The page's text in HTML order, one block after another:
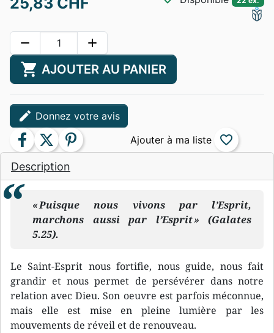
Description
« Puisque nous vivons par l’Esprit,
marchons aussi par l’Esprit » (Galates
5.25).
Le Saint-Esprit nous fortifie, nous guide, nous fait
grandir et nous permet de persévérer dans notre
relation avec Dieu. Son oeuvre est parfois méconnue,
mais elle est mise en pleine lumière par les
mouvements de réveil et de renouveau.
remove add
shopping_cart AJOUTER AU PANIER
edit Donnez votre avis
facebook twitter pinterest favorite_border